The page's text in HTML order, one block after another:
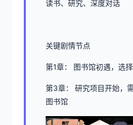
读书、研究、深度对话
关键剧情节点
第1章： 图书馆初遇，选
第3章： 研究项目开始，
图书馆